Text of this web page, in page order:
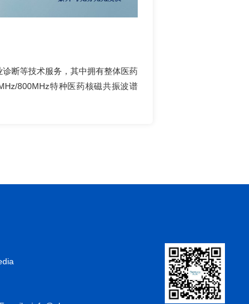
断等技术服务，其中拥有整体医药
800MHz特种医药核磁共振波谱